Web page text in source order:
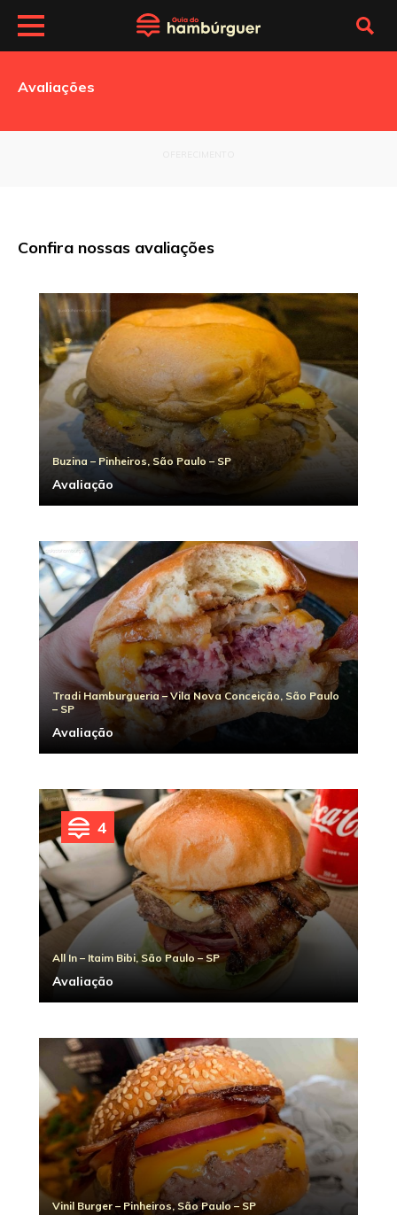
Avaliações
Confira nossas avaliações
Buzina – Pinheiros, São Paulo – SP
Avaliação
Tradi Hamburgueria – Vila Nova Conceição, São Paulo
– SP
Avaliação
4
All In – Itaim Bibi, São Paulo – SP
Avaliação
Vinil Burger – Pinheiros, São Paulo – SP